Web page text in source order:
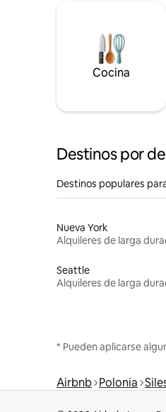
Cocina
Destinos por
Destinos populares
Nueva York
Alquileres de larga
Seattle
Alquileres de larga
* Pueden aplicarse
Airbnb Polonia